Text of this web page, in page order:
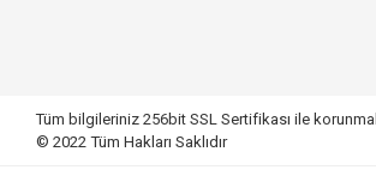
Tüm bilgileriniz 256bit SSL Sertifikası ile
© 2022Tüm Hakları Saklıdır